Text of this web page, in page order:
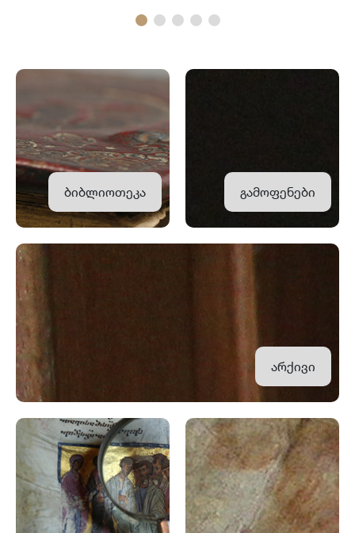
ბიბლიოთეკა გამოფენები
არქივი